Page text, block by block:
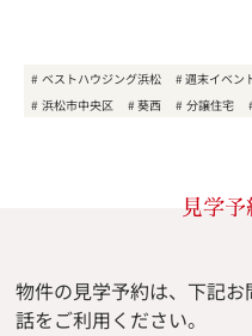
ベストハウジング浜松 週末イベン
浜松市中央区
葵西 分譲住宅
見学
物件の見学予約は、下記
話をご利用ください。